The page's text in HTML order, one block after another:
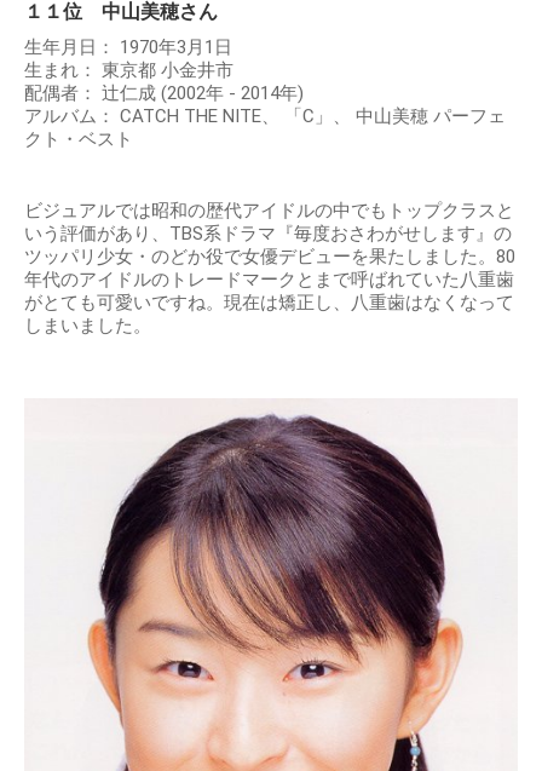
１１位 中山美穂さん
生年月日： 1970年3月1日
生まれ： 東京都 小金井市
配偶者： 辻仁成 (2002年 - 2014年)
アルバム： CATCH THE NITE、 「C」、 中山美穂 パーフェ
クト・ベスト
ビジュアルでは昭和の歴代アイドルの中でもトップクラスと
いう評価があり、TBS系ドラマ『毎度おさわがせします』の
ツッパリ少女・のどか役で女優デビューを果たしました。80
年代のアイドルのトレードマークとまで呼ばれていた八重歯
がとても可愛いですね。現在は矯正し、八重歯はなくなって
しまいました。